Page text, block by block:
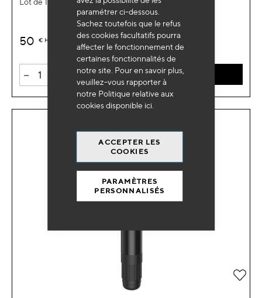
paramétrer ci-dessous.
Sachez toutefois que le refus
des cookies facultatifs pourra
affecter le fonctionnement de
certaines fonctionnalités de
notre site. Pour en savoir plus,
veuillez-vous rapporter à
notre Politique relative aux
cookies disponible ici
ACCEPTER LES
COOKIES
PARAMÈTRES
PERSONNALISÉS
50 € HT
- AJOUTER AU PANIER